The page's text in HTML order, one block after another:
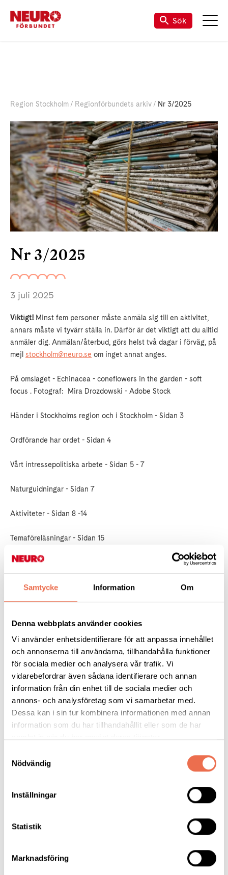
Samtycke Information Om
Denna webbplats använder cookies
Vi använder enhetsidentifierare för att anpassa innehållet
och annonserna till användarna, tillhandahålla funktioner
för sociala medier och analysera vår trafik. Vi
vidarebefordrar även sådana identifierare och annan
information från din enhet till de sociala medier och
annons- och analysföretag som vi samarbetar med.
Dessa kan i sin tur kombinera informationen med annan
information som du har tillhandahållit eller som de har
Nödvändig
Inställningar
Statistik
Marknadsföring
Sök
Region Stockholm Regionförbundets arkiv Nr 3/2025
Nr 3/2025
3 juli 2025
Viktigt! Minst fem personer måste anmäla sig till en aktivitet,
annars måste vi tyvärr ställa in. Därför är det viktigt att du alltid
anmäler dig. Anmälan/återbud, görs helst två dagar i förväg, på
mejl stockholm@neuro.se om inget annat anges.
På omslaget - Echinacea - coneflowers in the garden - soft
focus . Fotograf: Mira Drozdowski - Adobe Stock
Händer i Stockholms region och i Stockholm - Sidan 3
Ordförande har ordet - Sidan 4
Vårt intressepolitiska arbete - Sidan 5 - 7
Naturguidningar - Sidan 7
Aktiviteter - Sidan 8 -14
Temaföreläsningar - Sidan 15
Biokväll - Sidan 16
Medlemsfika - Sidan 16
Recept på sommartårta - Sidan 20
Sudoku - Sidan 21
Diagnosträff - Sidan 22
Hitta rätt som ny medlem - Sidan 22
Sensitiva sommarnatt - Sidan 23
Medlemstidning_Nr3_2025